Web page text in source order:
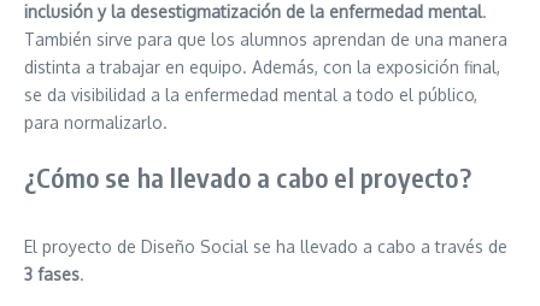
inclusión y la desestigmatización de la enfermedad mental.
También sirve para que los alumnos aprendan de una manera
distinta a trabajar en equipo. Además, con la exposición final,
se da visibilidad a la enfermedad mental a todo el público,
para normalizarlo.
¿Cómo se ha llevado a cabo el proyecto?
El proyecto de Diseño Social se ha llevado a cabo a través de
3 fases.